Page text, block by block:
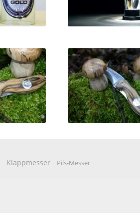
Klappmesser Pils-Messer